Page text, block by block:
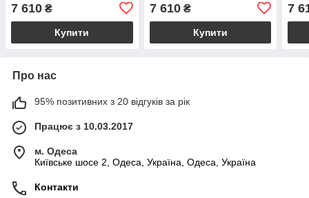
7 610 ₴
Купити
7 610₴
Купити
7
Про нас
95% позитивних з 20 відгуків за рік
Працює з 10.03.2017
м. Одеса
Київське шосе 2, Одеса, Україна, Одеса, Україна
Контакти